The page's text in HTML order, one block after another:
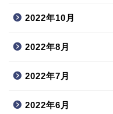
2022年10月
2022年8月
2022年7月
2022年6月